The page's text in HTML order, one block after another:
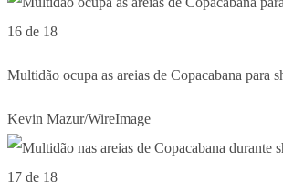
16 de 18
Multidão ocupa as areias de Copacabana para
Kevin Mazur/WireImage
17 de 18